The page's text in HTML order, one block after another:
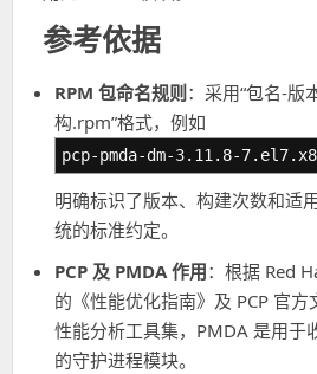
参考依据
RPM 包命名规则 ：采用“包名-版
构.rpm”格式，例如
pcp-pmda-dm-3.11.8-
明确标识了版本、构建次数和适
统的标准约定。
PCP 及 PMDA 作用：根据 Red
的《性能优化指南》及 PCP 官方
性能分析工具集，PMDA 是用于
的守护进程模块。